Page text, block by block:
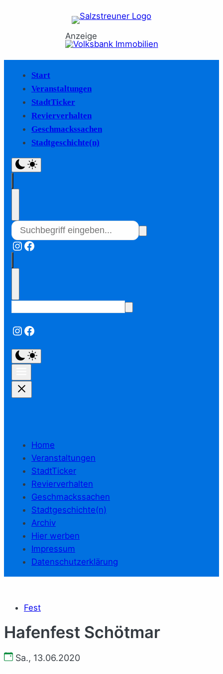
Anzeige
Start
Veranstaltungen
StadtTicker
Revierverhalten
Geschmackssachen
Stadtgeschichte(n)
Instagram
Facebook
Instagram
Facebook
Home
Veranstaltungen
StadtTicker
Revierverhalten
Geschmackssachen
Stadtgeschichte(n)
Archiv
Hier werben
Impressum
Datenschutzerklärung
Fest
Hafenfest Schötmar
Sa., 13.06.2020